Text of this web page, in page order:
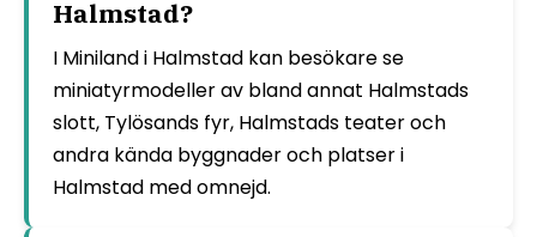
Halmstad?
I Miniland i Halmstad kan besökare se
miniatyrmodeller av bland annat Halmstads
slott, Tylösands fyr, Halmstads teater och
andra kända byggnader och platser i
Halmstad med omnejd.